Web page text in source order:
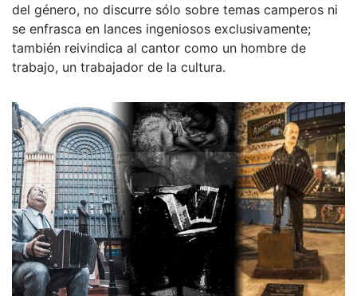
del género, no discurre sólo sobre temas camperos ni
se enfrasca en lances ingeniosos exclusivamente;
también reivindica al cantor como un hombre de
trabajo, un trabajador de la cultura.